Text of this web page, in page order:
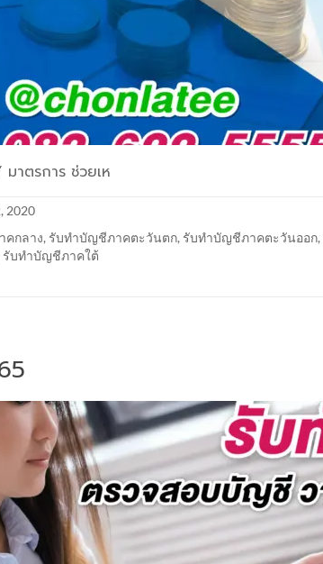
าตรการ ช่วยเห
2020
คกลาง, รับทำบัญชีภาคตะวันตก, รับทำบัญชีภาคตะวันออก,
รับทำบัญชีภาคใต้